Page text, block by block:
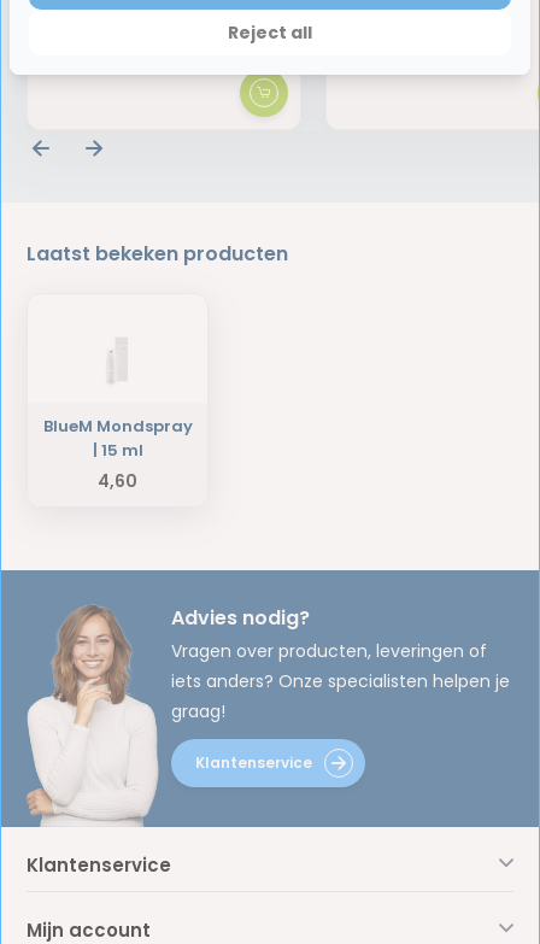
Laatst bekeken producten
BlueM Mondspray
| 15 ml
4,60
Advies nodig?
Vragen over producten, leveringen of
iets anders? Onze specialisten helpen je
graag!
Klantenservice
Klantenservice
Mijn account
Reject all